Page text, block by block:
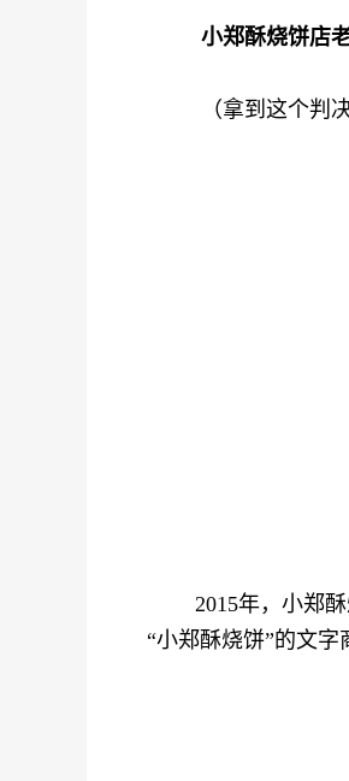
小郑酥烧饼店老
（拿到这个判决书
2015年，小郑酥烧
“小郑酥烧饼”的文字